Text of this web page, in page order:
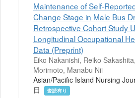
Maintenance of Self-
Change Stage in Male Bus
Retrospective Cohort Study
Longitudinal Occupational
Data (Preprint)
Eiko Nakanishi, Reiko
Morimoto, Manabu Nii
Asian/Pacific Island Nursing
日
査読有り